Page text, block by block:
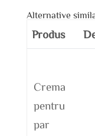
Alternative
Produs
Crema
pentru
par